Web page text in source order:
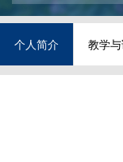
个人简介 教学